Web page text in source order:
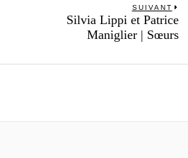
SUIVANT
Silvia Lippi et Patrice
Maniglier | Sœurs